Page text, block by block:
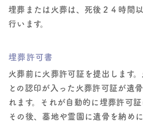
埋葬または火葬は、死後２４時間
行います。
埋葬許可書
火葬前に火葬許可証を提出します
との認印が入った火葬許可証が遺
れます。それが自動的に埋葬許可証
その後、墓地や霊園に遺骨を納め